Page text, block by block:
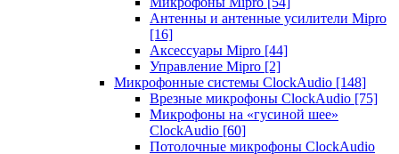
Антенны и антенные усилители Mipro
[16]
Аксессуары Mipro [44]
Управление Mipro [2]
Микрофонные системы ClockAudio [148]
Врезные микрофоны ClockAudio [75]
Микрофоны на «гусиной шее»
ClockAudio [60]
Потолочные микрофоны ClockAudio